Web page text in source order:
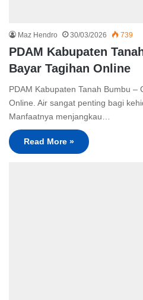
Maz Hendro 30/03/2026 739
PDAM Kabupaten
Bayar Tagihan Online
PDAM Kabupaten Tanah Bumbu –
Online. Air sangat penting bagi
Manfaatnya menjangkau…
Read More »